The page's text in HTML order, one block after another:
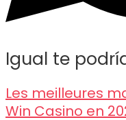
Igual te
Les meilleures
Win Casino en